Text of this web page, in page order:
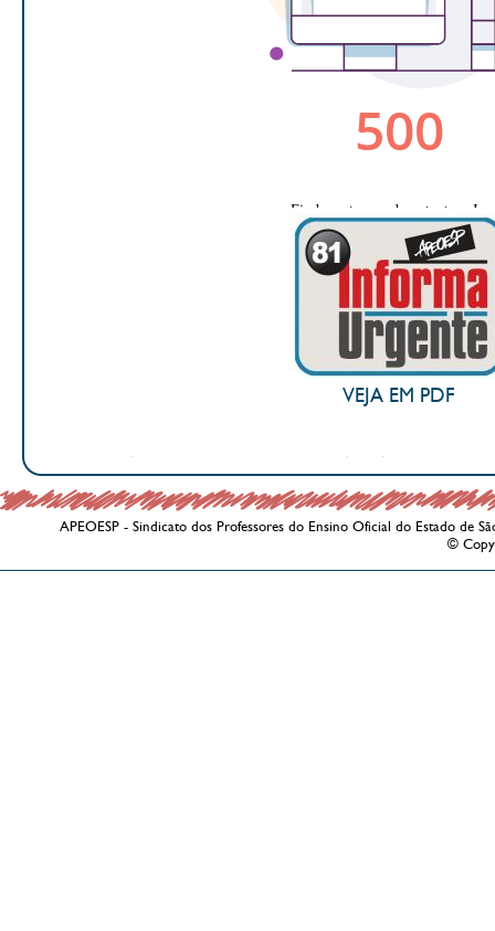
VEJA EM PDF
APEOESP - Sindicato dos Professores do Ensino Oficial do Estado de
©